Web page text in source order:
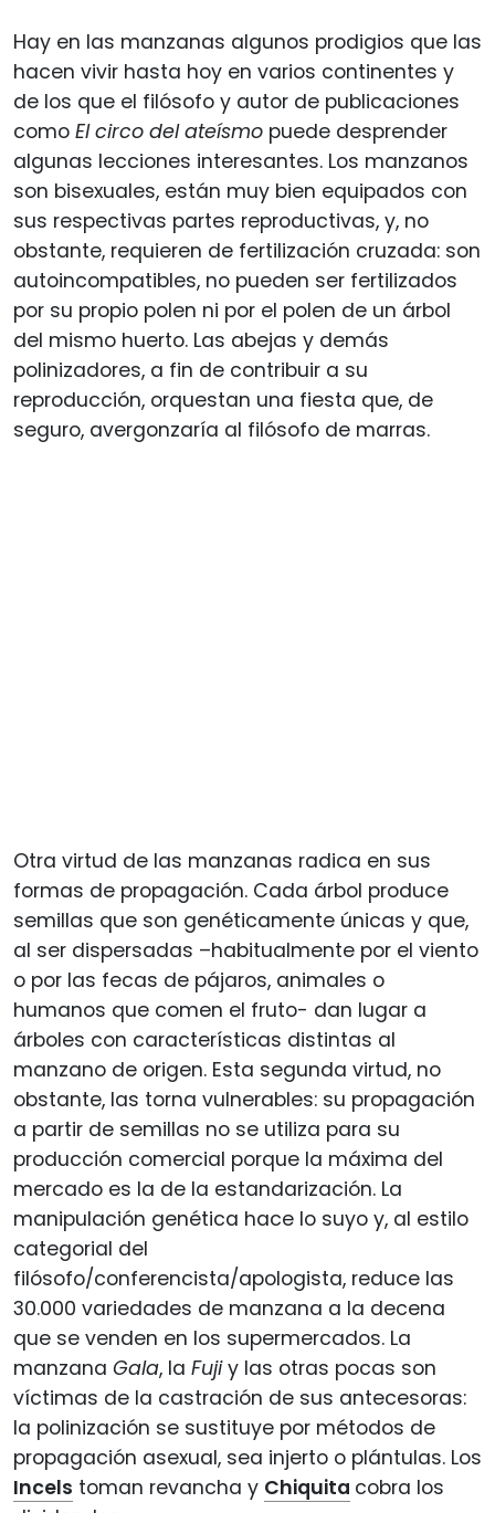
Hay en las manzanas algunos prodigios que las
hacen vivir hasta hoy en varios continentes y
de los que el filósofo y autor de publicaciones
como El circo del ateísmo puede desprender
algunas lecciones interesantes. Los manzanos
son bisexuales, están muy bien equipados con
sus respectivas partes reproductivas, y, no
obstante, requieren de fertilización cruzada: son
autoincompatibles, no pueden ser fertilizados
por su propio polen ni por el polen de un árbol
del mismo huerto. Las abejas y demás
polinizadores, a fin de contribuir a su
reproducción, orquestan una fiesta que, de
seguro, avergonzaría al filósofo de marras.
Otra virtud de las manzanas radica en sus
formas de propagación. Cada árbol produce
semillas que son genéticamente únicas y que,
al ser dispersadas –habitualmente por el viento
o por las fecas de pájaros, animales o
humanos que comen el fruto- dan lugar a
árboles con características distintas al
manzano de origen. Esta segunda virtud, no
obstante, las torna vulnerables: su propagación
a partir de semillas no se utiliza para su
producción comercial porque la máxima del
mercado es la de la estandarización. La
manipulación genética hace lo suyo y, al estilo
categorial del
filósofo/conferencista/apologista, reduce las
30.000 variedades de manzana a la decena
que se venden en los supermercados. La
manzana Gala, la Fujiy las otras pocas son
víctimas de la castración de sus antecesoras:
la polinización se sustituye por métodos de
propagación asexual, sea injerto o plántulas. Los
Incels toman revancha y Chiquita cobra los